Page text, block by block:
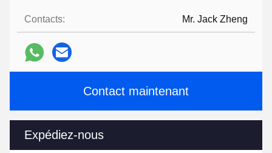
Contacts: Mr. Jack Zheng
Contact maintenant
Expédiez-nous